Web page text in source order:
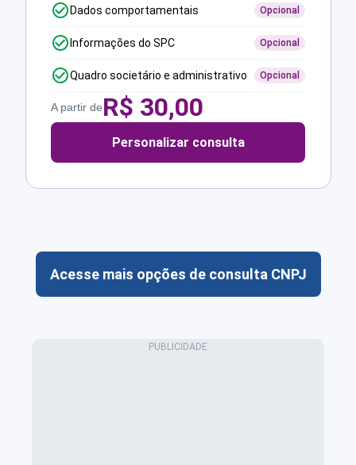
Dados comportamentais Opcional
Informações do SPC Opcional
Quadro societário e administrativo Opcional
A partir deR$ 30,00
Personalizar consulta
Acesse mais opções de consulta CNPJ